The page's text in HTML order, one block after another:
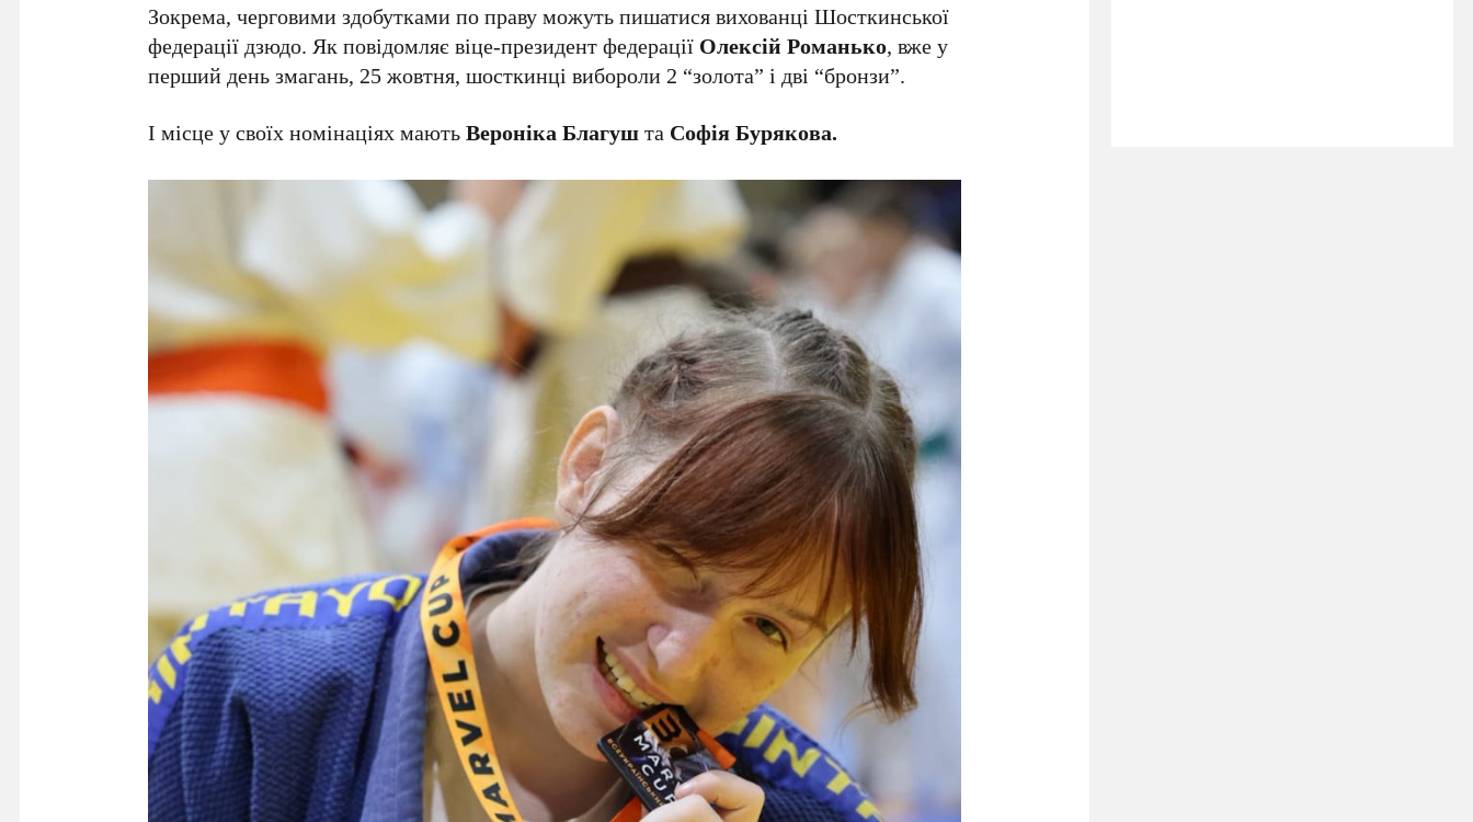
Зокрема, черговими здобутками по праву можуть пишатися вихованці Шосткинської
федерації дзюдо. Як повідомляє віце-президент федерації Олексій Романько, вже у
перший день змагань, 25 жовтня, шосткинці вибороли 2 “золота” і дві “бронзи”.
І місце у своїх номінаціях маютьВероніка Благушта Софія Бурякова.